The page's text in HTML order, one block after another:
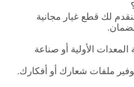
لك قطع غيار مجانية
الأولية أو صناعة
ملفات شعارك أو أفكارك.